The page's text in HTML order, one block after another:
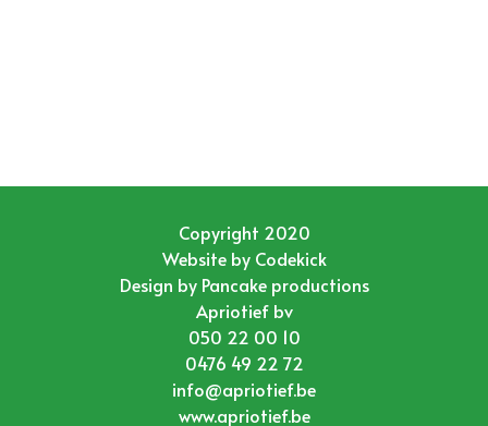
Copyright 2020
Website by Codekick
Design by Pancake productions
Apriotief bv
050 22 00 10
0476 49 22 72
info@apriotief.be
www.apriotief.be